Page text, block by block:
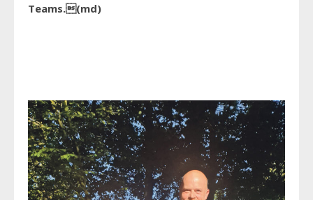
Teams.(md)